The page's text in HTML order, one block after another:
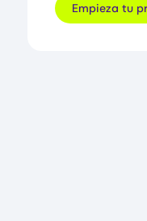
Empieza tu